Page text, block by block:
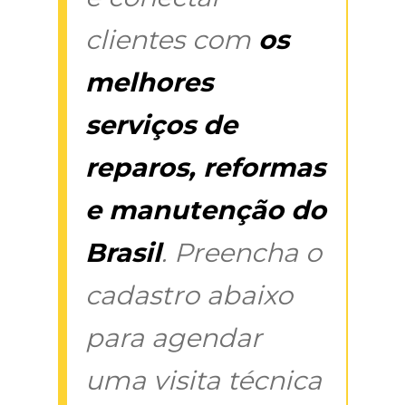
clientes com os
melhores
serviços de
reparos, reformas
e manutenção do
Brasil. Preencha o
cadastro abaixo
para agendar
uma visita técnica